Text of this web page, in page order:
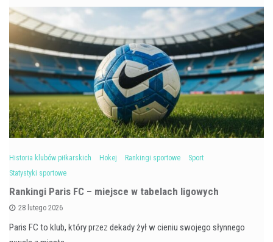
Historia klubów piłkarskich Hokej Rankingi sportowe
Sport
Statystyki sportowe
Rankingi Paris FC – miejsce w tabelach ligowych
28 lutego 2026
Paris FC to klub, który przez dekady żył w cieniu swojego słynnego